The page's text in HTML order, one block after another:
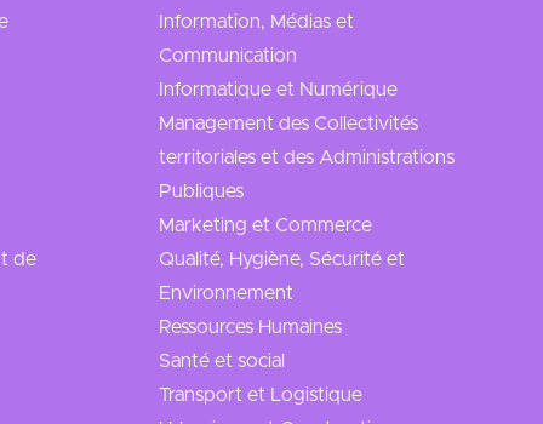
de
Information, Médias et
Communication
Informatique et Numérique
Management des Collectivités
territoriales et des Administrations
Publiques
Marketing et Commerce
Qualité, Hygiène, Sécurité et
Environnement
Ressources Humaines
Santé et social
Transport et Logistique